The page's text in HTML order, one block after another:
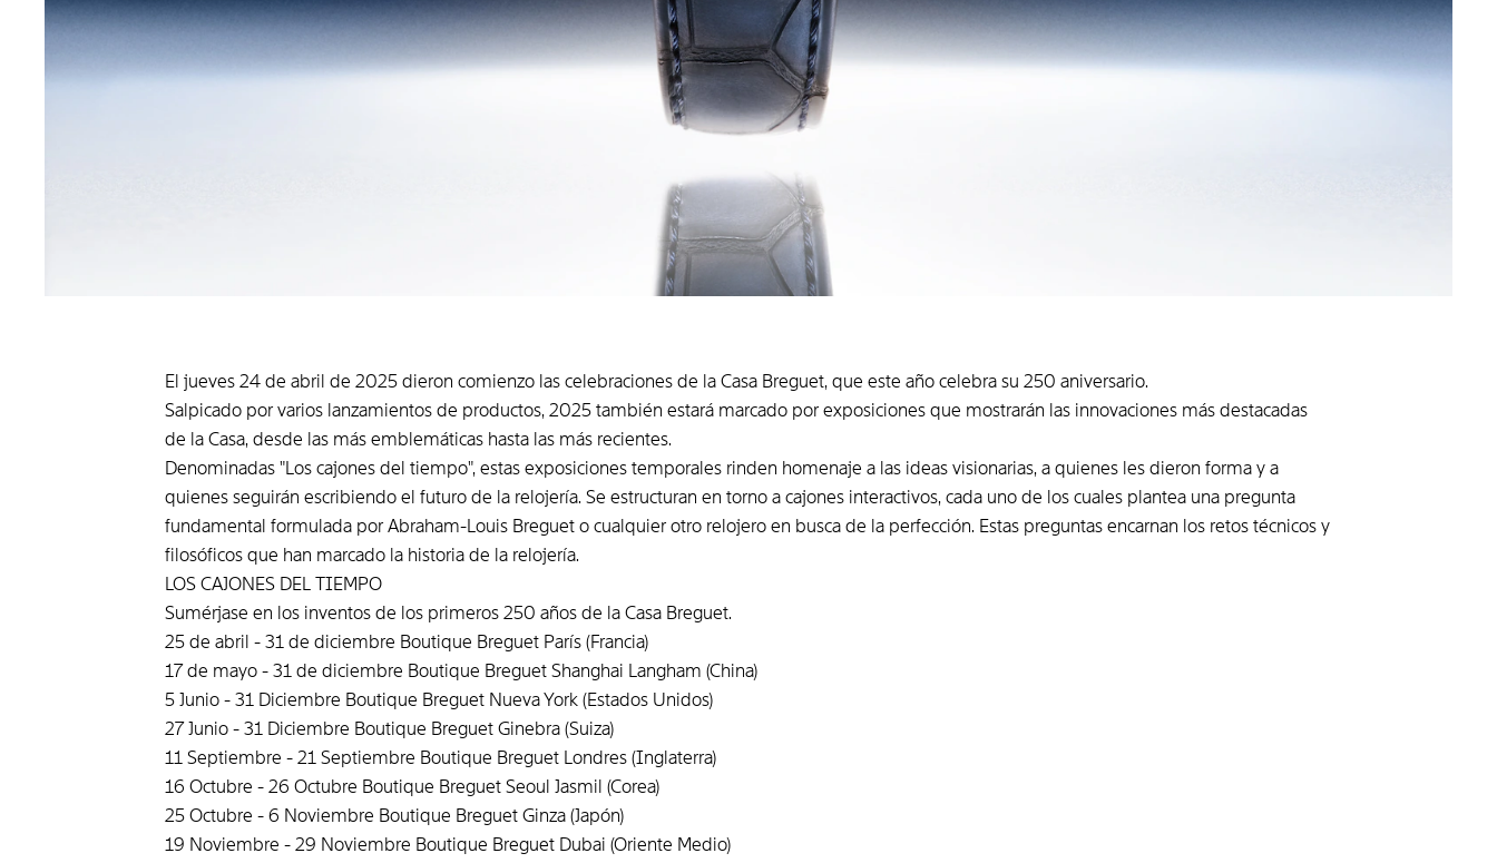
El jueves 24 de abril de 2025 dieron comienzo las celebraciones de la Casa Breguet, que este año celebra su 250 aniversario.
Salpicado por varios lanzamientos de productos, 2025 también estará marcado por exposiciones que mostrarán las innovaciones más destacadas
de la Casa, desde las más emblemáticas hasta las más recientes.
Denominadas "Los cajones del tiempo", estas exposiciones temporales rinden homenaje a las ideas visionarias, a quienes les dieron forma y a
quienes seguirán escribiendo el futuro de la relojería. Se estructuran en torno a cajones interactivos, cada uno de los cuales plantea una pregunta
fundamental formulada por Abraham-Louis Breguet o cualquier otro relojero en busca de la perfección. Estas preguntas encarnan los retos técnicos y
filosóficos que han marcado la historia de la relojería.
LOS CAJONES DEL TIEMPO
Sumérjase en los inventos de los primeros 250 años de la Casa Breguet.
25 de abril - 31 de diciembre Boutique Breguet París (Francia)
17 de mayo - 31 de diciembre Boutique Breguet Shanghai Langham (China)
5 Junio - 31 Diciembre Boutique Breguet Nueva York (Estados Unidos)
27 Junio - 31 Diciembre Boutique Breguet Ginebra (Suiza)
11 Septiembre - 21 Septiembre Boutique Breguet Londres (Inglaterra)
16 Octubre - 26 Octubre Boutique Breguet Seoul Jasmil (Corea)
25 Octubre - 6 Noviembre Boutique Breguet Ginza (Japón)
19 Noviembre - 29 Noviembre Boutique Breguet Dubai (Oriente Medio)